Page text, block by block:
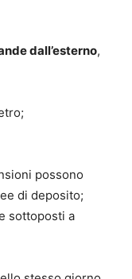
dall’esterno,
possono
di deposito;
sottoposti a